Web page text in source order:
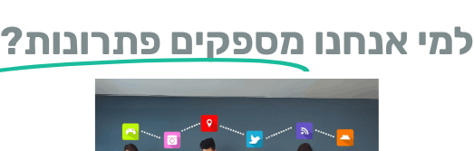
למי אנחנו מספקים פתרונות?